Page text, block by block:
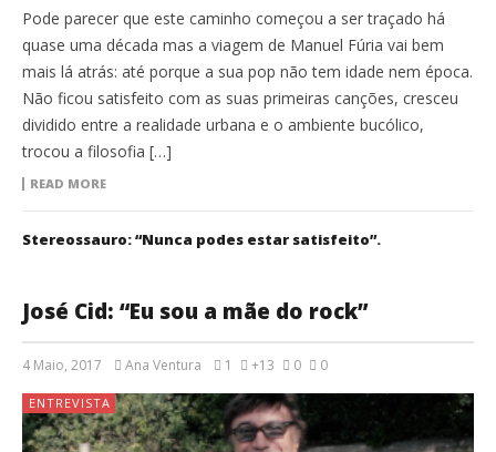
Pode parecer que este caminho começou a ser traçado há
quase uma década mas a viagem de Manuel Fúria vai bem
mais lá atrás: até porque a sua pop não tem idade nem época.
Não ficou satisfeito com as suas primeiras canções, cresceu
dividido entre a realidade urbana e o ambiente bucólico,
trocou a filosofia […]
READ MORE
Stereossauro: “Nunca podes estar satisfeito”.
José Cid: “Eu sou a mãe do rock”
4 Maio, 2017 Ana Ventura 1 +13 0 0
ENTREVISTA